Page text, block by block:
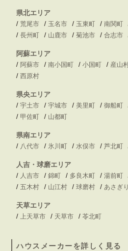
県北エリア
/ 荒尾市 / 玉名市 / 玉東町 / 南関町
/ 長州町 / 山鹿市 / 菊池市 / 合志市
阿蘇エリア
/ 阿蘇市 / 南小国町 / 小国町 / 産山
/ 西原村
県央エリア
/ 宇土市 / 宇城市 / 美里町 / 御船町
/ 甲佐町 / 山都町
県南エリア
/ 八代市 / 氷川町 / 水俣市 / 芦北町
人吉・球磨エリア
/ 人吉市 / 錦町 / 多良木町 / 湯前町
/ 五木村 / 山江村 / 球磨村 / あさぎ
天草エリア
/ 上天草市 / 天草市 / 苓北町
ハウスメーカーを詳しく見る